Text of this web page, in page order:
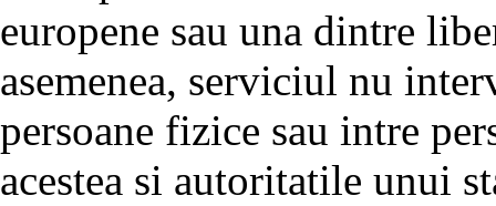
europene sau una dintre
asemenea, serviciul nu
persoane fizice sau intre
acestea si autoritatile unui